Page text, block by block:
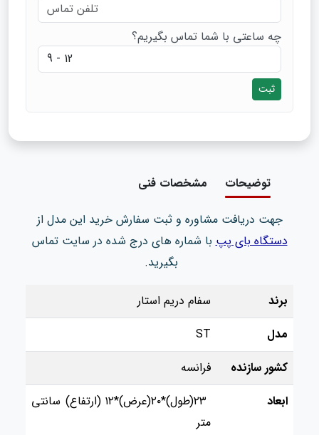
چه ساعتی با شما تماس بگیریم؟
ثبت
توضیحات مشخصات فنی
جهت دریافت مشاوره و ثبت سفارش خرید این مدل از
دستگاه بای پپبا شماره های درج شده در سایت تماس
بگیرید.
برند
سفام دریم استار
مدل
ST
کشور سازنده
فرانسه
ابعاد
۲۳(طول)*۲۰(عرض)*۱۲ (ارتفاع) سانتی
متر